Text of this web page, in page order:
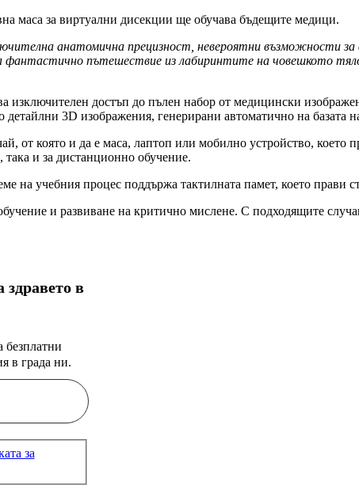
маса за виртуални дисекции ще обучава бъдещите медици.
анатомична прецизност, невероятни възможности
фантастично пътешествие из лабиринтите на човешкото
изключителен достъп до пълен набор от медицински
детайлни 3D изображения, генерирани автоматично на базата
от която и да е маса, лаптоп или мобилно устройство, което
и за дистанционно обучение.
на учебния процес поддържа тактилната памет, което
и развиване на критично мислене. С подходящите
здравето в
безплатни
в града ни.
за